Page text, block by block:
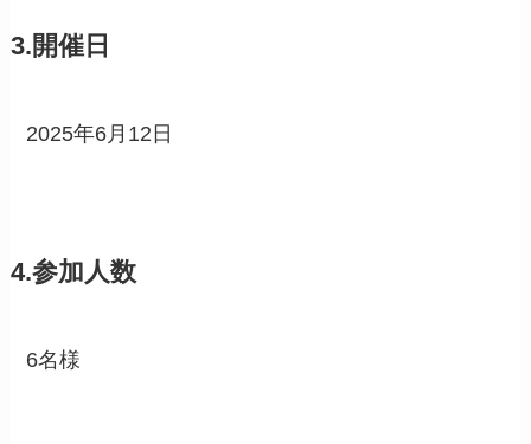
3.開催日
2025年6月12日
4.参加人数
6名様